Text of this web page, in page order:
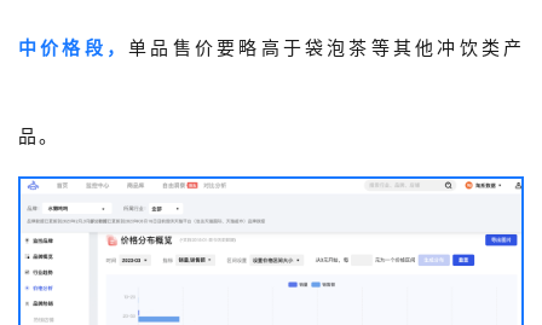
中价格段，单品售价要略高于袋泡茶等其他冲饮类产
品。